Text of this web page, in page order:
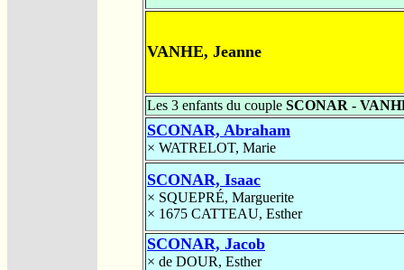
VANHE, Jeanne
Les 3 enfants du couple SCONAR -
SCONAR, Abraham
× WATRELOT, Marie
SCONAR, Isaac
× SQUEPRÉ, Marguerite
× 1675 CATTEAU, Esther
SCONAR, Jacob
× de DOUR, Esther